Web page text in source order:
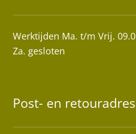
Werktijden Ma. t/m Vrij.
Za. gesloten
Post- en